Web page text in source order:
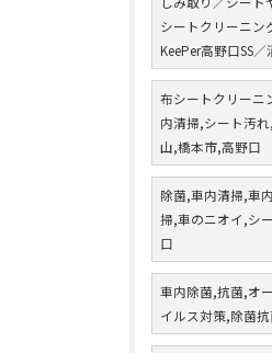
シートクリーニン
KeePer高野口SS
布シートクリーニ
内清掃,シート汚
山,橋本市,高野口
除菌,車内清掃,車
掃,車のニオイ,シ
口
車内除菌,抗菌,オ
イルス対策,除菌